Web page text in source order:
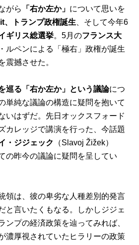
がら
「右か左か」 について思いを
、トランプ政権誕生 、そして今年6
ギリス総選挙。5月のフランス大
ルペンによる「極右」政権が誕生
震撼させた。
巡る「右か左か」という議論につ
単純な議論の構造に疑問を抱いて
いはずだ。先日オックスフォード
カレッジで講演を行った、今話題
・ジジェック
（Slavoj Žižek）
の昨今の議論に疑問を呈してい
領は、彼の卑劣な人種差別的発言
と言いたくもなる。しかしジジェ
ンプの経済政策を辿ってみれば、
濃厚視されていたヒラリーの政策